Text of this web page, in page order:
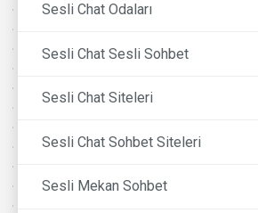
Sesli Chat Odaları
Sesli Chat Sesli Sohbet
Sesli Chat Siteleri
Sesli Chat Sohbet Siteleri
Sesli Mekan Sohbet